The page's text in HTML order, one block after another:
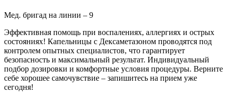
Мед. бригад на линии – 9
Эффективная помощь при воспалениях, аллергиях и острых
состояниях! Капельницы с Дексаметазоном проводятся под
контролем опытных специалистов, что гарантирует
безопасность и максимальный результат. Индивидуальный
подбор дозировки и комфортные условия процедуры. Верните
себе хорошее самочувствие – запишитесь на прием уже
сегодня!